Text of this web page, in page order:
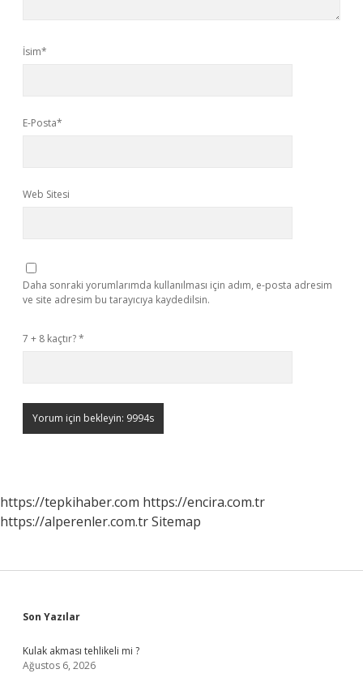
İsim*
E-Posta*
Web Sitesi
Daha sonraki yorumlarımda kullanılması için adım, e-posta adresim
ve site adresim bu tarayıcıya kaydedilsin.
7 + 8 kaçtır?*
https://tepkihaber.com https://encira.com.tr
https://alperenler.com.trSitemap
Sidebar
Son Yazılar
Kulak akması tehlikeli mi ?
Ağustos 6, 2026